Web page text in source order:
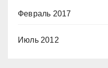
Февраль 2017
Июль 2012